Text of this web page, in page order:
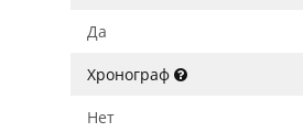
Да
Хронограф
Нет